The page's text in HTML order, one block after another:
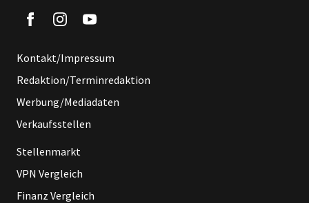
Kontakt/Impressum
Redaktion/Terminredaktion
Werbung/Mediadaten
Verkaufsstellen
Stellenmarkt
VPN Vergleich
Finanz Vergleich